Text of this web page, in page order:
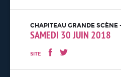
CHAPITEAU GRANDE SCÈNE
SAMEDI 30 JUIN 2018
SITE